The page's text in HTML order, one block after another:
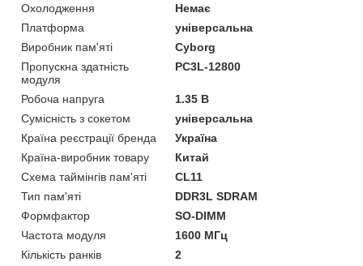
Охолодження
Немає
Платформа
універсальна
Виробник пам'яті
Cyborg
Пропускна здатність
модуля
PC3L-12800
Робоча напруга
1.35 В
Сумісність з сокетом
універсальна
Країна реєстрації бренда
Україна
Країна-виробник товару
Китай
Схема таймінгів пам'яті
CL11
Тип пам'яті
DDR3L SDRAM
Формфактор
SO-DIMM
Частота модуля
1600 МГц
Кількість ранків
2